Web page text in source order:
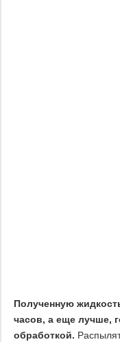
Полученную
часов, а еще лучше,
обработкой.